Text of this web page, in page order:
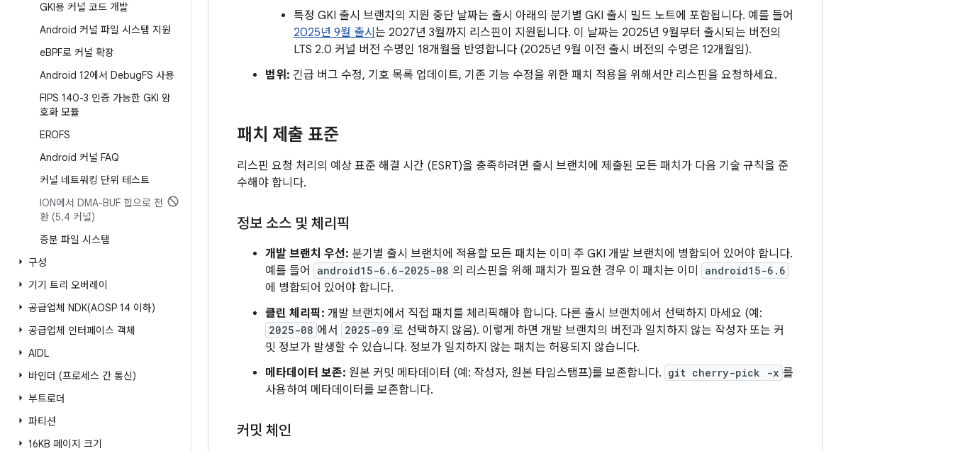
GKI용 커널 코드 개발
Android 커널 파일 시스템 지원
eBPF로 커널 확장
Android 12에서 DebugFS 사용
FIPS 140-3 인증 가능한 GKI 암
호화 모듈
EROFS
Android 커널 FAQ
커널 네트워킹 단위 테스트
ION에서 DMA-BUF 힙으로 전
환 (5.4 커널)
증분 파일 시스템
구성
기기 트리 오버레이
공급업체 NDK(AOSP 14 이하)
공급업체 인터페이스 객체
AIDL
바인더 (프로세스 간 통신)
부트로더
파티션
16KB 페이지 크기
특정 GKI 출시 브랜치의 지원 중단 날짜는 출시 아래의 분기별 GKI 출시 빌드 노트에 포함됩니다. 예를 들어
2025년 9월 출시 는 2027년 3월까지 리스핀이 지원됩니다. 이 날짜는 2025년 9월부터 출시되는 버전의
LTS 2.0 커널 버전 수명인 18개월을 반영합니다 (2025년 9월 이전 출시 버전의 수명은 12개월임).
범위: 긴급 버그 수정, 기호 목록 업데이트, 기존 기능 수정을 위한 패치 적용을 위해서만 리스핀을 요청하세요.
패치 제출 표준
리스핀 요청 처리의 예상 표준 해결 시간 (ESRT)을 충족하려면 출시 브랜치에 제출된 모든 패치가 다음 기술 규칙을 준
수해야 합니다.
정보 소스 및 체리픽
개발 브랜치 우선: 분기별 출시 브랜치에 적용할 모든 패치는 이미 주 GKI 개발 브랜치에 병합되어 있어야 합니다.
예를 들어
android15-6.6-2025-08 의 리스핀을 위해 패치가 필요한 경우 이 패치는 이미 android15-6.6
에 병합되어 있어야 합니다.
클린 체리픽: 개발 브랜치에서 직접 패치를 체리픽해야 합니다. 다른 출시 브랜치에서 선택하지 마세요 (예:
2025-08 에서 2025-09 로 선택하지 않음). 이렇게 하면 개발 브랜치의 버전과 일치하지 않는 작성자 또는 커
밋 정보가 발생할 수 있습니다. 정보가 일치하지 않는 패치는 허용되지 않습니다.
메타데이터 보존: 원본 커밋 메타데이터 (예: 작성자, 원본 타임스탬프)를 보존합니다. git cherry-pick -x 를
사용하여 메타데이터를 보존합니다.
커밋 체인